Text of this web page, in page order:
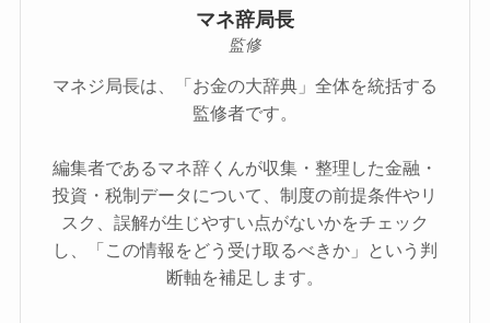
マネ辞局長
監修
マネジ局長は、「お金の大辞典」全体を統括する
監修者です。
編集者であるマネ辞くんが収集・整理した金融・
投資・税制データについて、制度の前提条件やリ
スク、誤解が生じやすい点がないかをチェック
し、「この情報をどう受け取るべきか」という判
断軸を補足します。